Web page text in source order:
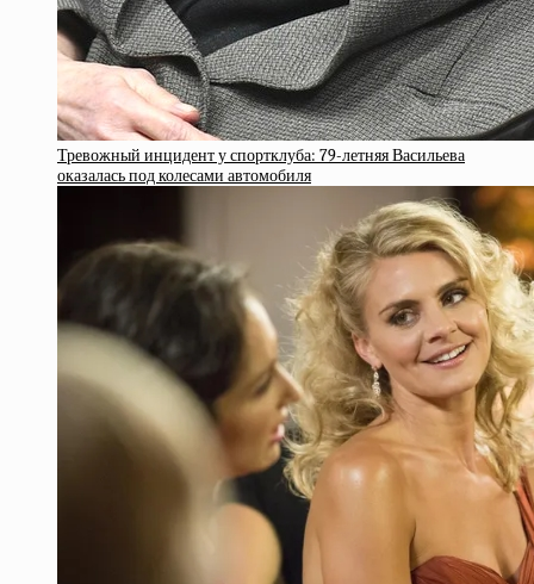
Тревожный инцидент у спортклуба: 79-летняя Васильева
оказалась под колесами автомобиля